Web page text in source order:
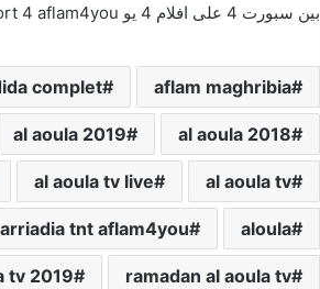
بين سبورت 4 على افلام 4 يو bein sport 4 aflam4you لمشاهدة مباراة كأس إفريقيا كل هذا و المزيد من الخبار و المباريات في عالم كرة القدم على افلام 4 يو.
aflam maghribia
complet
al aoula 2018
al aoula 2019
al aoula tv
al aoula tv live
aloula
arriadia tnt aflam4you
ramadan al aoula tv
tv 2019